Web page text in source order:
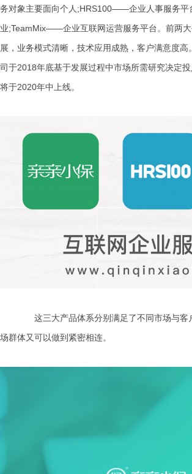
务对象主要面向个人;HRS100——企业人事服务平
业;TeamMix——企业互联网运营服务平台。前两
展，业务模式清晰，技术应用成熟，客户满意度高
司于2018年底基于发展过程中市场所需研究决定投
将于2020年中上线。
这三大产品体系分别满足了不同市场与客
场群体又可以做到紧密相连。